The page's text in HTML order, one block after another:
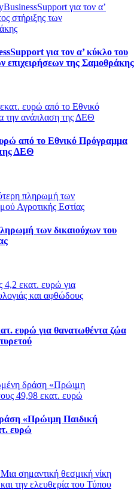
για τον α’ κύκλο του
επιχειρήσεων της Σαμοθράκης
από το Εθνικό Πρόγραμμα
ΔΕΘ
των δικαιούχων του
ευρώ για θανατωθέντα ζώα
«Πρώιμη Παιδική
ευρώ